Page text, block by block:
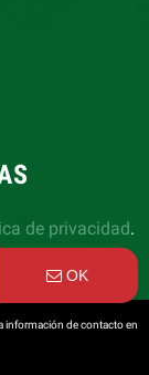
de privacidad.
OK
información de contacto en